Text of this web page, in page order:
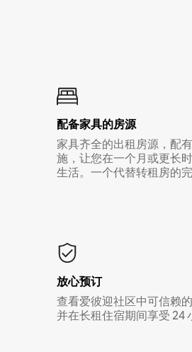
配备家具的房源
家具齐全的出租房源，配
施，让您在一个月或更长
生活。一个代替转租房的完
放心预订
查看爱彼迎社区中可信赖
并在长租住宿期间享受 24